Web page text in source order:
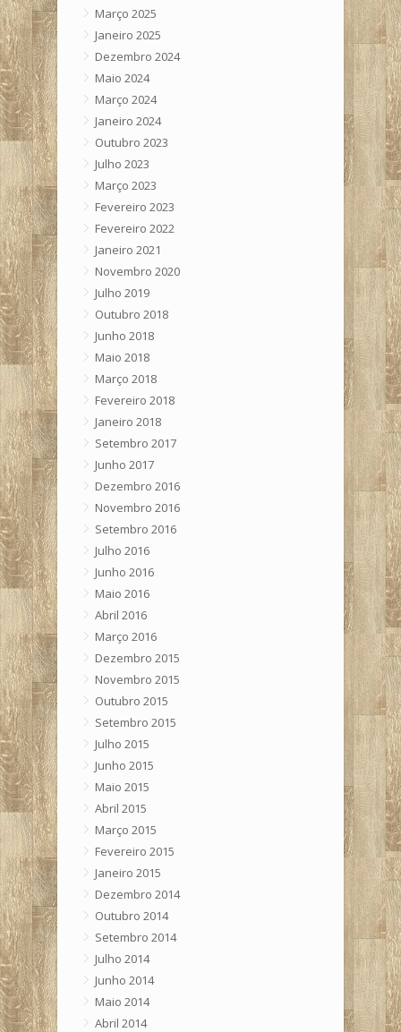
Março 2025
Janeiro 2025
Dezembro 2024
Maio 2024
Março 2024
Janeiro 2024
Outubro 2023
Julho 2023
Março 2023
Fevereiro 2023
Fevereiro 2022
Janeiro 2021
Novembro 2020
Julho 2019
Outubro 2018
Junho 2018
Maio 2018
Março 2018
Fevereiro 2018
Janeiro 2018
Setembro 2017
Junho 2017
Dezembro 2016
Novembro 2016
Setembro 2016
Julho 2016
Junho 2016
Maio 2016
Abril 2016
Março 2016
Dezembro 2015
Novembro 2015
Outubro 2015
Setembro 2015
Julho 2015
Junho 2015
Maio 2015
Abril 2015
Março 2015
Fevereiro 2015
Janeiro 2015
Dezembro 2014
Outubro 2014
Setembro 2014
Julho 2014
Junho 2014
Maio 2014
Abril 2014